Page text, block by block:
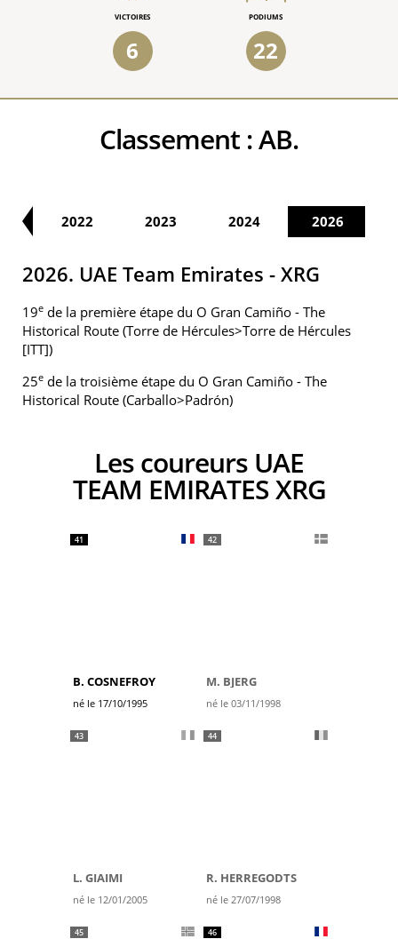
VICTOIRES
6
PODIUMS
22
Classement :AB.
2022 2023 2024 2026
2026. UAE Team Emirates - XRG
19e de la première étape du O Gran Camiño - The
Historical Route (Torre de Hércules>Torre de Hércules
[ITT])
25e de la troisième étape du O Gran Camiño - The
Historical Route (Carballo>Padrón)
Les coureurs UAE
TEAM EMIRATES XRG
41
B. COSNEFROY
né le 17/10/1995
42
M. BJERG
né le 03/11/1998
43
L. GIAIMI
né le 12/01/2005
44
R. HERREGODTS
né le 27/07/1998
45 46